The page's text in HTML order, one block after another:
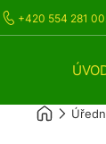
+420 554 281